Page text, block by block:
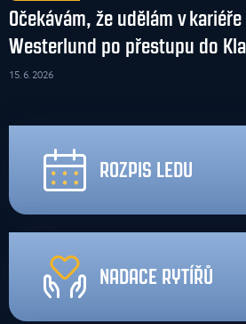
Očekávám, že udělám v
Westerlund po přestupu do
15. 6. 2026
ROZPIS LEDU
NADACE RYTÍŘŮ